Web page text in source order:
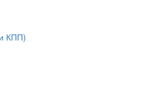
КПП)